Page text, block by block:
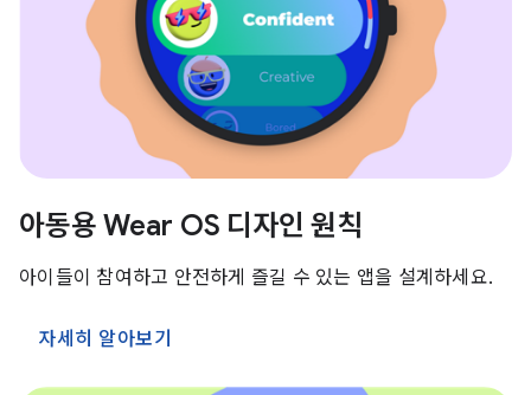
아동용 Wear OS 디자인 원칙
아이들이 참여하고 안전하게 즐길 수 있는 앱을 설계하세요.
자세히 알아보기